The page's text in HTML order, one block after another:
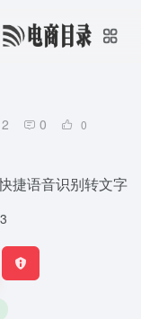
0 0
捷语音识别转文字